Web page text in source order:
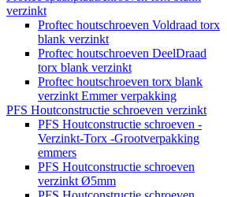
verzinkt
Proftec houtschroeven Voldraad torx
blank verzinkt
Proftec houtschroeven DeelDraad
torx blank verzinkt
Proftec houtschroeven torx blank
verzinkt Emmer verpakking
PFS Houtconstructie schroeven verzinkt
PFS Houtconstructie schroeven -
Verzinkt-Torx -Grootverpakking
emmers
PFS Houtconstructie schroeven
verzinkt Ø5mm